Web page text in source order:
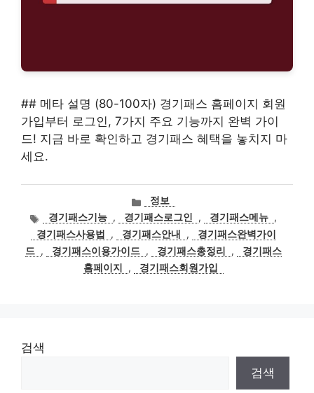
## 메타 설명 (80-100자) 경기패스 홈페이지 회원
가입부터 로그인, 7가지 주요 기능까지 완벽 가이
드! 지금 바로 확인하고 경기패스 혜택을 놓치지 마
세요.
카
테
고
리
정보
태
그
경기패스기능 , 경기패스로그인 , 경기패스메뉴 ,
경기패스사용법
, 경기패스안내 ,
경기패스완벽가이
드 , 경기패스이용가이드 , 경기패스총정리 ,
경기패스
홈페이지
, 경기패스회원가입
검색
검색